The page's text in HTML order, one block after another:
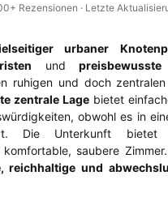
Rezensionen · Letzte
urbaner
und
ruhigen und doch
zentrale Lage bietet
obwohl es in
Die Unterkunft bietet
saubere
reichhaltige und
Erlebnis könnten Gäste